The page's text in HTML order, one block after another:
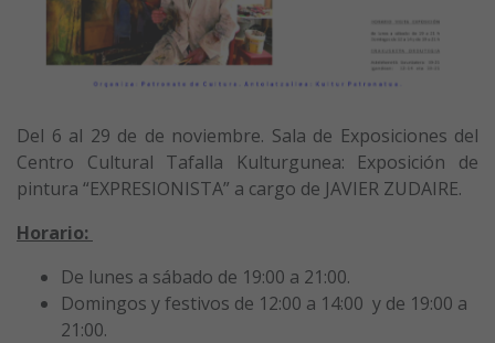
Del 6 al 29 de de noviembre. Sala de Exposiciones del
Centro Cultural Tafalla Kulturgunea: Exposición de
pintura “EXPRESIONISTA” a cargo de JAVIER ZUDAIRE.
Horario:
De lunes a sábado de 19:00 a 21:00.
Domingos y festivos de 12:00 a 14:00 y de 19:00 a
21:00.